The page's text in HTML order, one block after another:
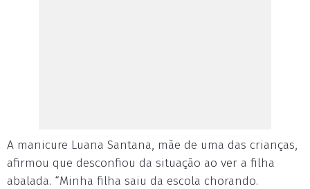
A manicure Luana Santana, mãe de uma das crianças,
afirmou que desconfiou da situação ao ver a filha
abalada. “Minha filha saiu da escola chorando.